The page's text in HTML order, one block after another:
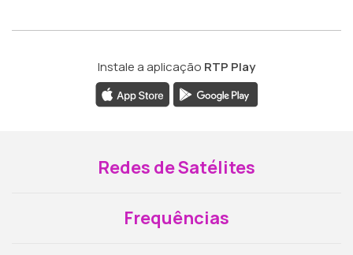
Instale a aplicação RTP Play
Redes de Satélites
Frequências